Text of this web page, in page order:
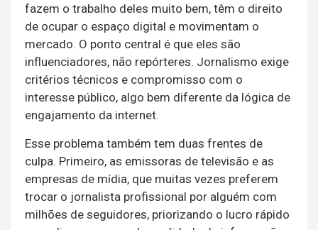
fazem o trabalho deles muito bem, têm o direito
de ocupar o espaço digital e movimentam o
mercado. O ponto central é que eles são
influenciadores, não repórteres. Jornalismo exige
critérios técnicos e compromisso com o
interesse público, algo bem diferente da lógica de
engajamento da internet.
Esse problema também tem duas frentes de
culpa. Primeiro, as emissoras de televisão e as
empresas de mídia, que muitas vezes preferem
trocar o jornalista profissional por alguém com
milhões de seguidores, priorizando o lucro rápido